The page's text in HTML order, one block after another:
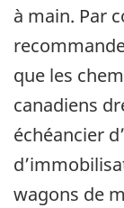
à main. Par
que les
canadiens
échéancier
wagons de